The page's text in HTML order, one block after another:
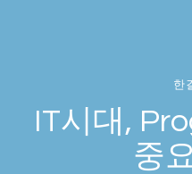
한
IT시대,
중